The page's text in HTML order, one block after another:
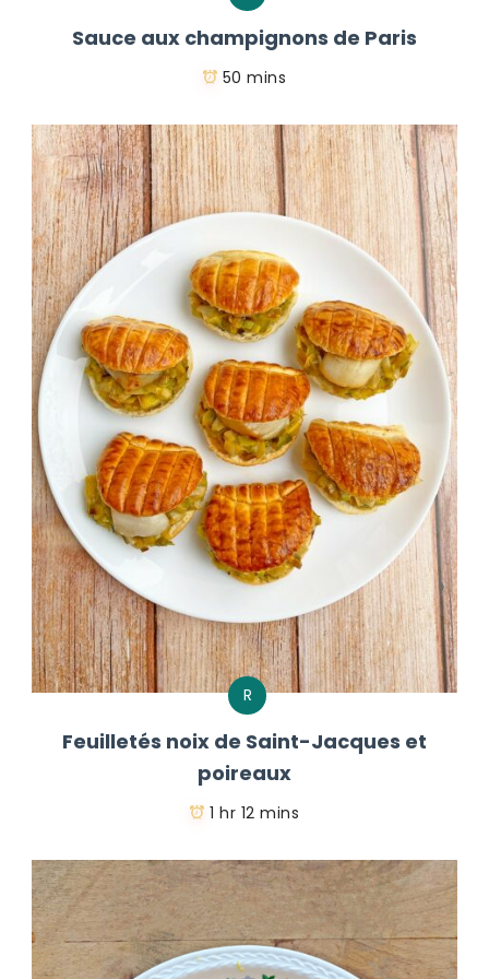
Sauce aux champignons de Paris
50 mins
R
Feuilletés noix de Saint-Jacques et
poireaux
1 hr 12 mins